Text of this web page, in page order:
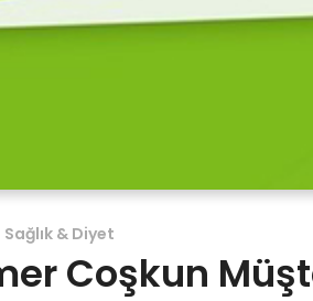
Sağlık & Diyet
Coşkun